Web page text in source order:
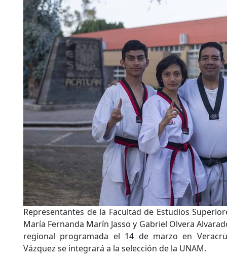
Representantes de la Facultad de Estudios
María Fernanda Marín Jasso y Gabriel Olvera
regional programada el 14 de marzo en
Vázquez se integrará a la selección de la UNAM.